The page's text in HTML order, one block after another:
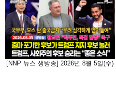
[NNP 뉴스 생방송] 2026년 8월 5일(수)